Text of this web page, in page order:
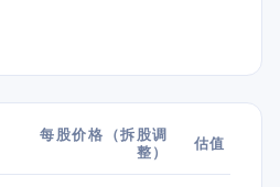
每股价格（拆股调
整）
估值